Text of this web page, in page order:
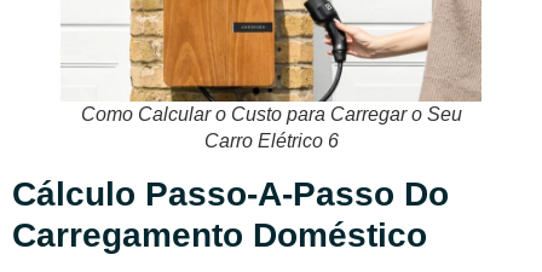
Como Calcular o Custo para Carregar o Seu
Carro Elétrico 6
Cálculo Passo-A-Passo Do
Carregamento Doméstico